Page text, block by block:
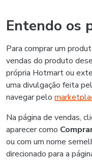
Entendo os
Para comprar um
vendas do produto
própria Hotmart ou
uma divulgação feita
navegar pelo
Na página de vendas,
aparecer como
ou com um nome
direcionado para a